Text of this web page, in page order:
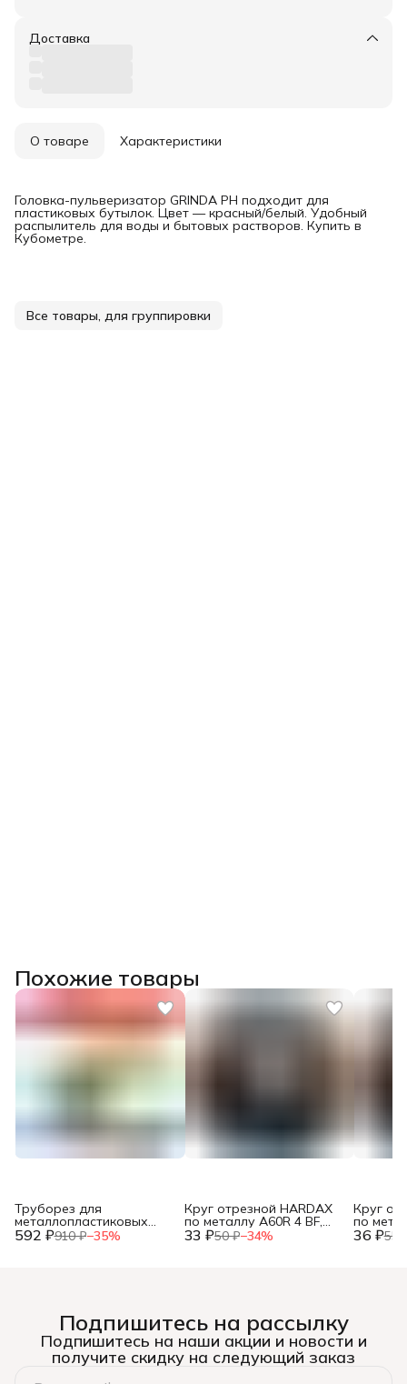
Доставка
О товаре Характеристики
Головка-пульверизатор GRINDA PH подходит для
пластиковых бутылок. Цвет — красный/белый. Удобный
распылитель для воды и бытовых растворов. Купить в
Кубометре.
Все товары, для группировки
Похожие товары
592 ₽910 ₽−35%
Труборез для
металлопластиковых
труб, до 42мм, (шт.) 33 ₽50 ₽−34%
Круг отрезной HARDAX
по металлу A60R 4 BF,
125 х 1,2 х 22 мм, (шт.) 36 ₽55
Круг
по
125 х
Подпишитесь на рассылку
Подпишитесь на наши акции и новости и
получите скидку на следующий заказ